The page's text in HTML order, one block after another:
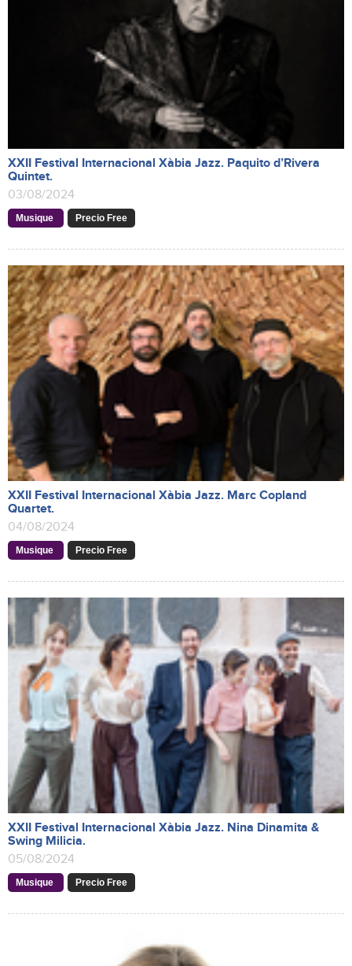
XXII Festival Internacional Xàbia Jazz. Paquito d’Rivera
Quintet.
03/08/2024
Musique Precio Free
XXII Festival Internacional Xàbia Jazz. Marc Copland
Quartet.
04/08/2024
Musique Precio Free
XXII Festival Internacional Xàbia Jazz. Nina Dinamita &
Swing Milicia.
05/08/2024
Musique Precio Free